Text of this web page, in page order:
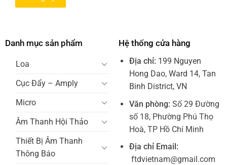
Danh mục sản phẩm
Loa
Cục Đẩy – Amply
Micro
Âm Thanh Hội Thảo
Thiết Bị Âm Thanh
Thông Báo
Hệ thống cửa hàng
Địa chỉ: 199 Nguyen
Hong Dao, Ward 14, Tan
Binh District, VN
Văn phòng: Số 29 Đường
số 18, Phường Phú Thọ
Hoà, TP Hồ Chí Minh
Địa chỉ Email:
ftdvietnam@gmail.com